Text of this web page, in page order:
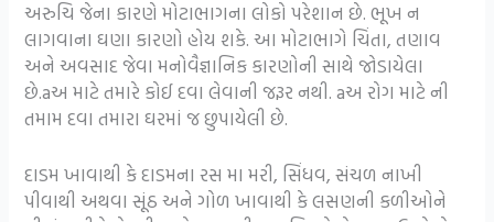
અરુચિ જેના કારણે મોટાભાગના લોકો પરેશાન છે. ભૂખ ન
લાગવાના ઘણા કારણો હોય શકે. આ મોટાભાગે ચિંતા, તણાવ
અને અવસાદ જેવા મનોવૈજ્ઞાનિક કારણોની સાથે જોડાયેલા
છે.aઅ માટે તમારે કોઈ દવા લેવાની જરૂર નથી. aઅ રોગ માટે ની
તમામ દવા તમારા ઘરમાં જ છુપાયેલી છે.
દાડમ ખાવાથી કે દાડમના રસ મા મરી, સિંધવ, સંચળ નાખી
પીવાથી અથવા સૂંઠ અને ગોળ ખાવાથી કે લસણની કળીઓને